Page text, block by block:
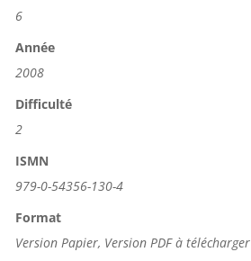
6
Année
2008
Difficulté
2
ISMN
979-0-54356-130-4
Format
Version Papier, Version PDF à télécharger